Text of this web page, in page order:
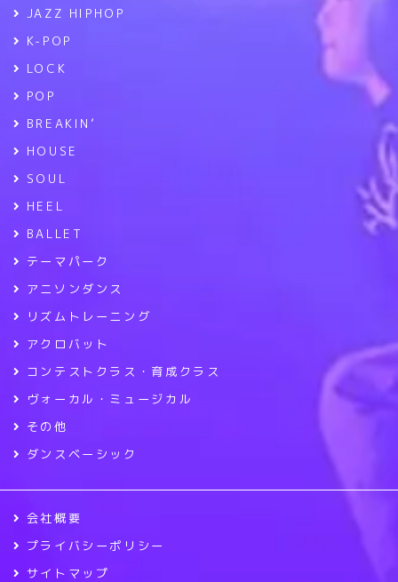
JAZZ HIPHOP
K-POP
LOCK
POP
BREAKIN’
HOUSE
SOUL
HEEL
BALLET
テーマパーク
アニソンダンス
リズムトレーニング
アクロバット
コンテストクラス・育成クラス
ヴォーカル・ミュージカル
その他
ダンスベーシック
会社概要
プライバシーポリシー
サイトマップ